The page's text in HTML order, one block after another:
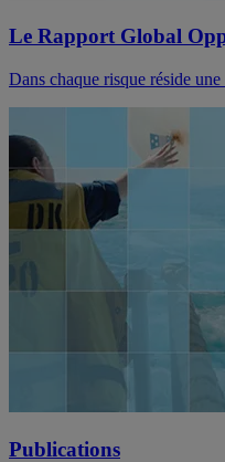
Le Rapport Global
Dans chaque risque réside
Publications